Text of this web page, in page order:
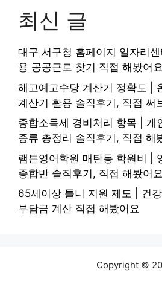
최신 글
대구 서구청 홈페이지 일자리
용 공공근로 찾기 직접 해봤어요
해고예고수당 계산기 정확도 |
계산기 활용 솔직후기, 직접 써
종합소득세 경비처리 항목 | 개
종류 총정리 솔직후기, 직접 해
램튼영어학원 매탄동 학원비 |
종합반 솔직후기, 직접 해봤어요
65세이상 틀니 지원 제도 | 건
부담금 계산 직접 해봤어요
Copyright ©